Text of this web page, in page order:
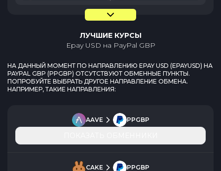
ЛУЧШИЕ КУРСЫ
Epay USD на PayPal GBP
НА ДАННЫЙ МОМЕНТ ПО НАПРАВЛЕНИЮ EPAY USD (EPAYUSD) НА
PAYPAL GBP (PPGBP) ОТСУТСТВУЮТ ОБМЕННЫЕ ПУНКТЫ.
ПОПРОБУЙТЕ ВЫБРАТЬ ДРУГОЕ НАПРАВЛЕНИЕ ОБМЕНА.
НАПРИМЕР, ТАКИЕ НАПРАВЛЕНИЯ:
AAVE PPGBP
CAKE PPGBP